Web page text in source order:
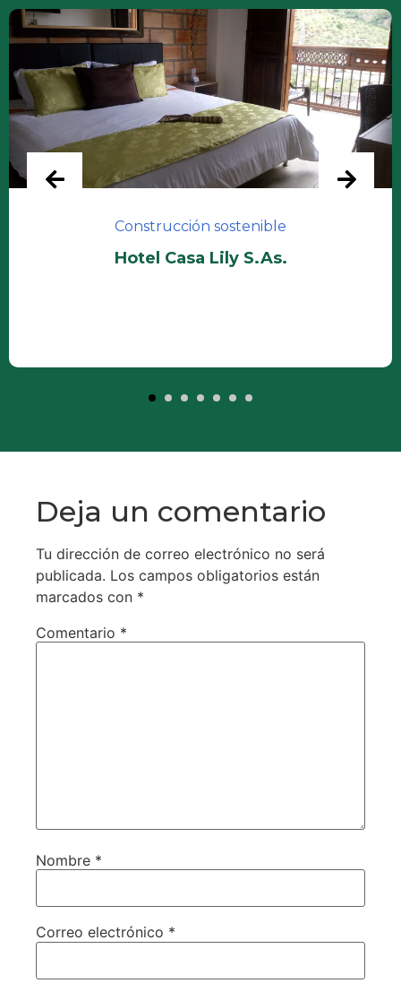
Construcción sostenible
Hotel Casa Lily S.As.
Deja un comentario
Tu dirección de correo electrónico no será
publicada. Los campos obligatorios están
marcados con *
Comentario *
Nombre *
Correo electrónico *